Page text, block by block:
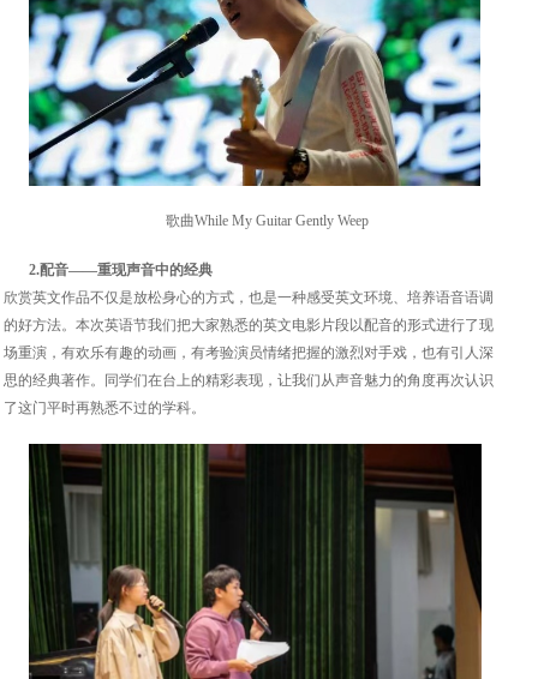
歌曲While My Guitar Gently Weep
2.配音——重现声音中的经典
欣赏英文作品不仅是放松身心的方式，也是一种感受英文环境、培养语音语调
的好方法。本次英语节我们把大家熟悉的英文电影片段以配音的形式进行了现
场重演，有欢乐有趣的动画，有考验演员情绪把握的激烈对手戏，也有引人深
思的经典著作。同学们在台上的精彩表现，让我们从声音魅力的角度再次认识
了这门平时再熟悉不过的学科。